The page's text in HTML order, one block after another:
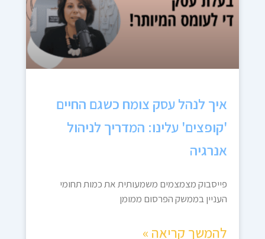
איך לנהל עסק צומח כשגם החיים
'קופצים' עלינו: המדריך לניהול
אנרגיה
פייסבוק מצמצמים משמעותית את כמות תחומי
העניין בממשק הפרסום ממומן
להמשך קריאה »